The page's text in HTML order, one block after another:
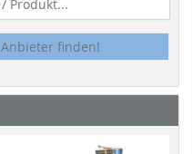
Anbieter finden!